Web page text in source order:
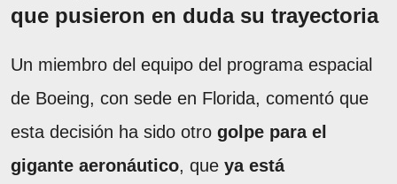
que pusieron en duda su trayectoria
Un miembro del equipo del programa espacial
de Boeing, con sede en Florida, comentó que
esta decisión ha sido otro golpe para el
gigante aeronáutico, que ya está